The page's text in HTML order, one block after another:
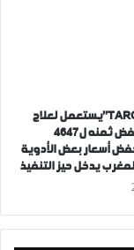
منها “TARCEVA”يستعمل لعلاج
السرطان انخفض ثمنه ل4647
أسعار بعض الأدوية
يدخل حيز التنفيذ